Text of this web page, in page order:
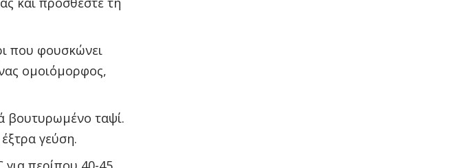
που φουσκώνει
ομοιόμορφος,
βουτυρωμένο ταψί.
γεύση.